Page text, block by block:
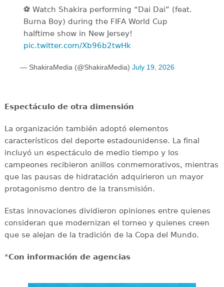
⚽️️ Watch Shakira performing “Dai Dai” (feat.
Burna Boy) during the FIFA World Cup
halftime show in New Jersey!
pic.twitter.com/Xb96b2twHk
— ShakiraMedia (@ShakiraMedia) July 19, 2026
Espectáculo de otra dimensión
La organización también adoptó elementos
característicos del deporte estadounidense. La final
incluyó un espectáculo de medio tiempo y los
campeones recibieron anillos conmemorativos, mientras
que las pausas de hidratación adquirieron un mayor
protagonismo dentro de la transmisión.
Estas innovaciones dividieron opiniones entre quienes
consideran que modernizan el torneo y quienes creen
que se alejan de la tradición de la Copa del Mundo.
*Con información de agencias